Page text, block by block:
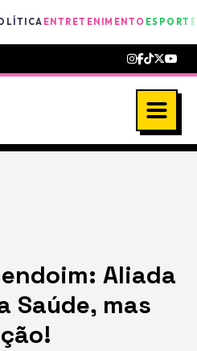
ENTRETENIMENTO
Aliada
Saúde, mas